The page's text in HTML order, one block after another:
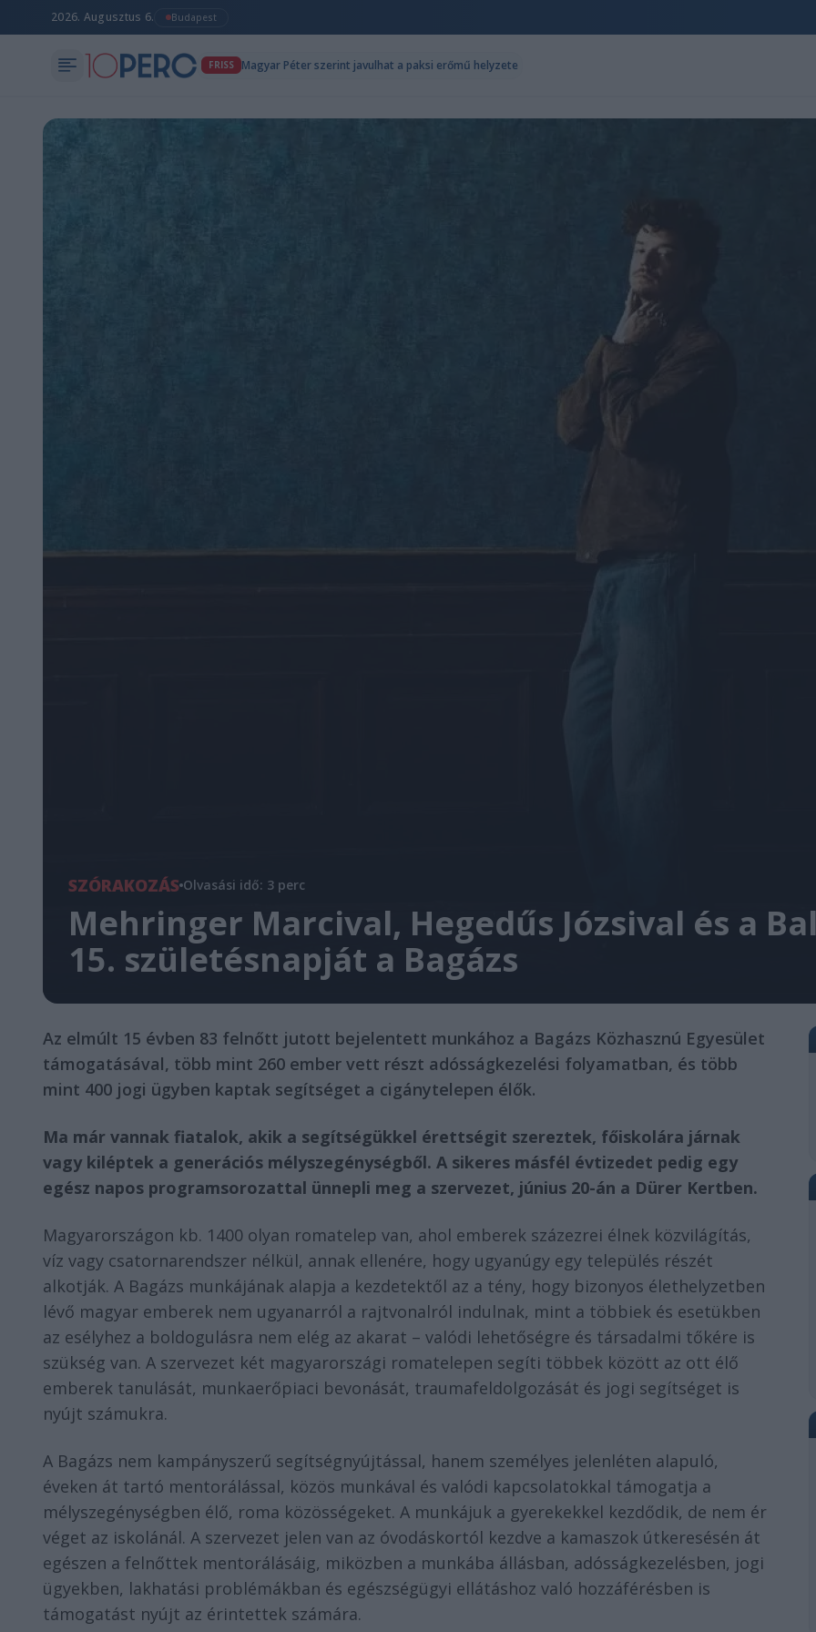
2026. Augusztus 6. Budapest
FRISS Magyar Péter szerint javulhat a paksi erőmű helyzete
SZÓRAKOZÁS Olvasási idő: 3 perc
Mehringer Marcival, Hegedűs Józsival és a
15. születésnapját a Bagázs
Az elmúlt 15 évben 83 felnőtt jutott bejelentett munkához a Bagázs Közhasznú Egyesület
támogatásával, több mint 260 ember vett részt adósságkezelési folyamatban, és több
mint 400 jogi ügyben kaptak segítséget a cigánytelepen élők.
Ma már vannak fiatalok, akik a segítségükkel érettségit szereztek, főiskolára járnak
vagy kiléptek a generációs mélyszegénységből. A sikeres másfél évtizedet pedig egy
egész napos programsorozattal ünnepli meg a szervezet, június 20-án a Dürer Kertben.
Magyarországon kb. 1400 olyan romatelep van, ahol emberek százezrei élnek közvilágítás,
víz vagy csatornarendszer nélkül, annak ellenére, hogy ugyanúgy egy település részét
alkotják. A Bagázs munkájának alapja a kezdetektől az a tény, hogy bizonyos élethelyzetben
lévő magyar emberek nem ugyanarról a rajtvonalról indulnak, mint a többiek és esetükben
az esélyhez a boldogulásra nem elég az akarat – valódi lehetőségre és társadalmi tőkére is
szükség van. A szervezet két magyarországi romatelepen segíti többek között az ott élő
emberek tanulását, munkaerőpiaci bevonását, traumafeldolgozását és jogi segítséget is
nyújt számukra.
A Bagázs nem kampányszerű segítségnyújtással, hanem személyes jelenléten alapuló,
éveken át tartó mentorálással, közös munkával és valódi kapcsolatokkal támogatja a
mélyszegénységben élő, roma közösségeket. A munkájuk a gyerekekkel kezdődik, de nem ér
véget az iskolánál. A szervezet jelen van az óvodáskortól kezdve a kamaszok útkeresésén át
egészen a felnőttek mentorálásáig, miközben a munkába állásban, adósságkezelésben, jogi
ügyekben, lakhatási problémákban és egészségügyi ellátáshoz való hozzáférésben is
támogatást nyújt az érintettek számára.